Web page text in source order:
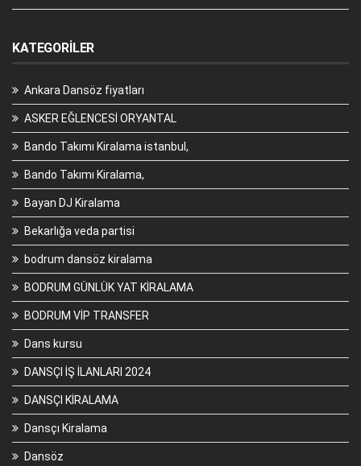
KATEGORILER
Ankara Dansöz fiyatları
ASKER EĞLENCESİ ORYANTAL
Bando Takımı Kiralama istanbul,
Bando Takımı Kiralama,
Bayan DJ Kiralama
Bekarlığa veda partisi
bodrum dansöz kiralama
BODRUM GÜNLÜK YAT KİRALAMA
BODRUM VİP TRANSFER
Dans kursu
DANSÇI İŞ İLANLARI 2024
DANSÇI KİRALAMA
Dansçı Kiralama
Dansöz